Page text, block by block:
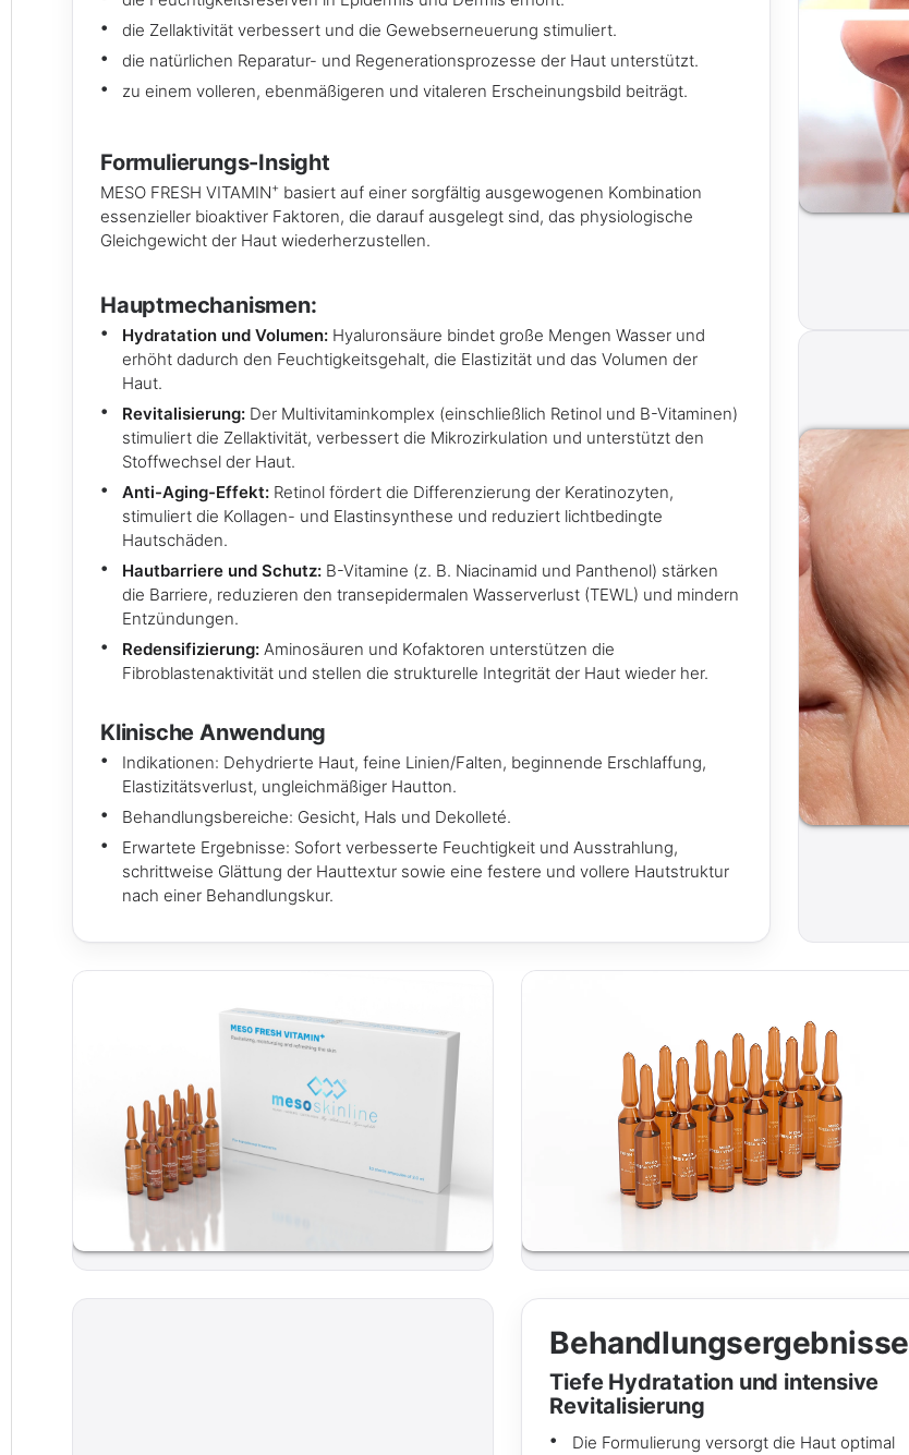
die Zellaktivität verbessert und die Gewebserneuerung stimuliert.
die natürlichen Reparatur- und Regenerationsprozesse der Haut unterstützt.
zu einem volleren, ebenmäßigeren und vitaleren Erscheinungsbild beiträgt.
Formulierungs-Insight
MESO FRESH VITAMIN+ basiert auf einer sorgfältig ausgewogenen Kombination
essenzieller bioaktiver Faktoren, die darauf ausgelegt sind, das physiologische
Gleichgewicht der Haut wiederherzustellen.
Hauptmechanismen:
Hydratation und Volumen: Hyaluronsäure bindet große Mengen Wasser und
erhöht dadurch den Feuchtigkeitsgehalt, die Elastizität und das Volumen der
Haut.
Revitalisierung: Der Multivitaminkomplex (einschließlich Retinol und B-Vitaminen)
stimuliert die Zellaktivität, verbessert die Mikrozirkulation und unterstützt den
Stoffwechsel der Haut.
Anti-Aging-Effekt: Retinol fördert die Differenzierung der Keratinozyten,
stimuliert die Kollagen- und Elastinsynthese und reduziert lichtbedingte
Hautschäden.
Hautbarriere und Schutz: B-Vitamine (z. B. Niacinamid und Panthenol) stärken
die Barriere, reduzieren den transepidermalen Wasserverlust (TEWL) und mindern
Entzündungen.
Redensifizierung: Aminosäuren und Kofaktoren unterstützen die
Fibroblastenaktivität und stellen die strukturelle Integrität der Haut wieder her.
Klinische Anwendung
Indikationen: Dehydrierte Haut, feine Linien/Falten, beginnende Erschlaffung,
Elastizitätsverlust, ungleichmäßiger Hautton.
Behandlungsbereiche: Gesicht, Hals und Dekolleté.
Erwartete Ergebnisse: Sofort verbesserte Feuchtigkeit und Ausstrahlung,
schrittweise Glättung der Hauttextur sowie eine festere und vollere Hautstruktur
nach einer Behandlungskur.
Behandlungsergebnisse
Tiefe Hydratation und intensive
Revitalisierung
Die Formulierung versorgt die Haut optimal